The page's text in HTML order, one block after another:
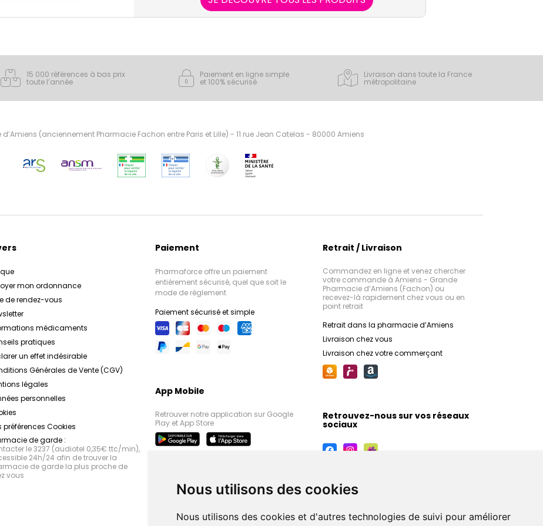
Nous utilisons des cookies
Nous utilisons des cookies et d'autres technologies de suivi pour améliorer
médecine allopathique.
15 000 références à bas prix
toute l’année
Paiement en ligne simple
et 100% sécurisé
Livraison dans toute la France
métropolitaine
(anciennement Pharmacie Fachon entre Paris et Lille) - 11 rue Jean Catelas - 80000 Amiens
mon ordonnance
de rendez-vous
médicaments
pratiques
un effet indésirable
Générales de Vente (CGV)
légales
personnelles
préférences Cookies
de garde :
le 3237 (audiotel 0,35€ ttc/min),
24h/24 afin de trouver la
de garde la plus proche de
vous
Paiement
Pharmaforce offre un paiement
entièrement sécurisé, quel que soit le
mode de règlement
Paiement sécurisé et simple
App Mobile
Retrouver notre application sur Google
Play et App Store
Retrait / Livraison
Commandez en ligne et venez chercher
votre commande à Amiens - Grande
Pharmacie d’Amiens (Fachon) ou
recevez-là rapidement chez vous ou en
point retrait
Retrait dans la pharmacie d’Amiens
Livraison chez vous
Livraison chez votre commerçant
Retrouvez-nous sur vos réseaux
sociaux